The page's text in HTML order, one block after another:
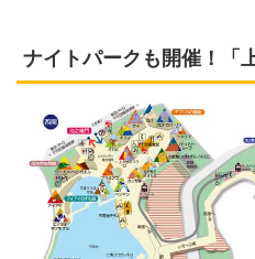
ナイトパークも開催！「